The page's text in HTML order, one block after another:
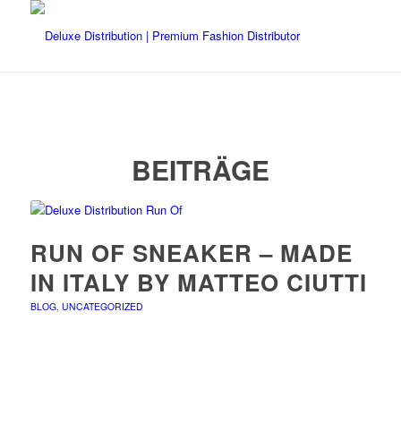
BEITRÄGE
RUN OF SNEAKER – MADE
IN ITALY BY MATTEO CIUTTI
BLOG, UNCATEGORIZED